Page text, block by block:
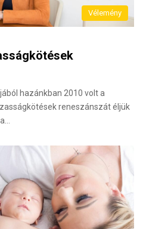
Vélemény
hazánkban 2010 volt a
reneszánszát éljük